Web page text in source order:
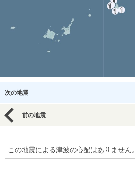
次の地震
前の地震
この地震による津波の心配はありません。